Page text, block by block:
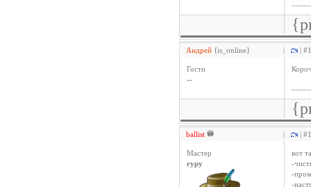
Андрей {is_online} | |
Гости
--
ballist | |
Мастер
гуру
вот
-
-
-